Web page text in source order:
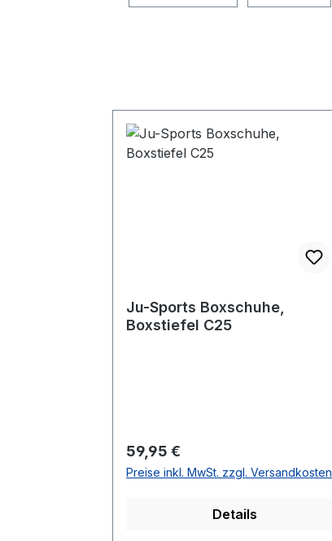
Ju-Sports Boxschuhe,
Boxstiefel C25
Regulärer Preis:
59,95 €
Preise inkl. MwSt. zzgl. Versandkosten
Details